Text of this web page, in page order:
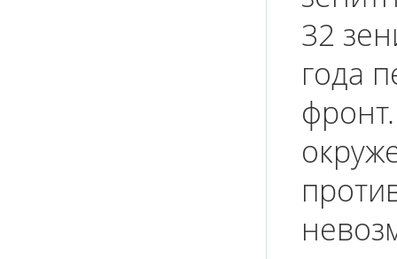
32
года